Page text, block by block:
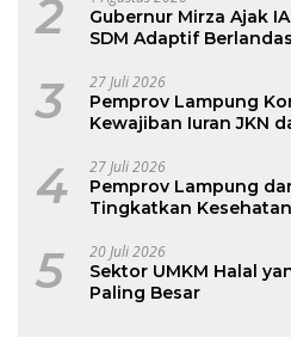
2
Gubernur Mirza Ajak
SDM Adaptif
3 27 Juli 2026
Pemprov Lampung
Kewajiban Iuran JKN
4 27 Juli 2026
Pemprov Lampung
Tingkatkan
5 20 Juli 2026
Sektor UMKM Halal
Paling Besar